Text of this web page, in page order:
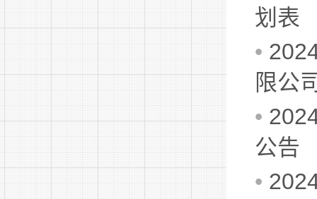
划表
•
限公
•
公告
•